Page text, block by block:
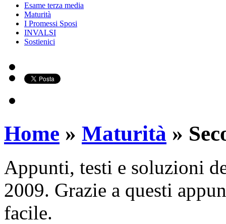
Esame terza media
Maturità
I Promessi Sposi
INVALSI
Sostienici
Home » Maturità »
Appunti, testi e soluzioni
2009. Grazie a questi
facile.